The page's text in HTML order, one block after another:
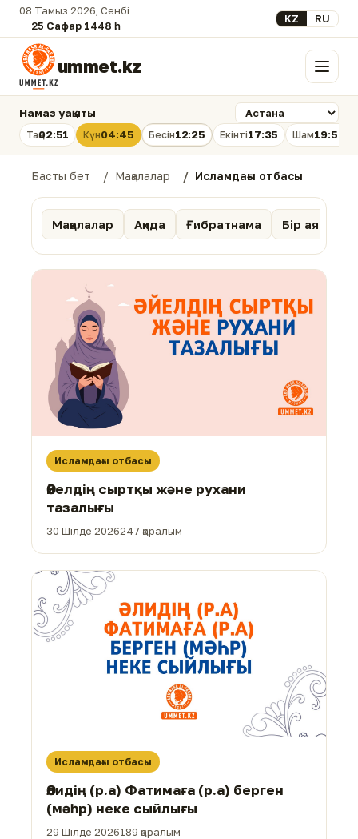
08 Тамыз 2026, Сенбі
25 Сафар 1448 һ.
Select your
KZ RU
ummet.kz Мәзір
Намаз уақыты
Таң02:51 Күн04:45 Бесін12:25 Екінті17:35 Шам19:54
Басты бет Мақалалар Исламдағы отбасы
Мақалалар Ақида Ғибратнама Бір аят
Исламдағы отбасы
Әйелдің сыртқы және рухани
тазалығы
30 Шілде 2026247 қаралым
Исламдағы отбасы
Әлидің (р.а) Фатимаға (р.а) берген
(мәһр) неке сыйлығы
29 Шілде 2026189 қаралым